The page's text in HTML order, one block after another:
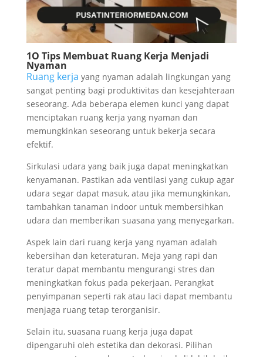
1O Tips Membuat Ruang Kerja Menjadi
Nyaman
Ruang kerja yang nyaman adalah lingkungan yang
sangat penting bagi produktivitas dan kesejahteraan
seseorang. Ada beberapa elemen kunci yang dapat
menciptakan ruang kerja yang nyaman dan
memungkinkan seseorang untuk bekerja secara
efektif.
Sirkulasi udara yang baik juga dapat meningkatkan
kenyamanan. Pastikan ada ventilasi yang cukup agar
udara segar dapat masuk, atau jika memungkinkan,
tambahkan tanaman indoor untuk membersihkan
udara dan memberikan suasana yang menyegarkan.
Aspek lain dari ruang kerja yang nyaman adalah
kebersihan dan keteraturan. Meja yang rapi dan
teratur dapat membantu mengurangi stres dan
meningkatkan fokus pada pekerjaan. Perangkat
penyimpanan seperti rak atau laci dapat membantu
menjaga ruang tetap terorganisir.
Selain itu, suasana ruang kerja juga dapat
dipengaruhi oleh estetika dan dekorasi. Pilihan